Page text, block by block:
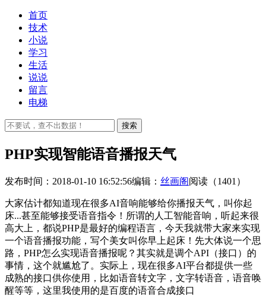
首页
技术
小说
学习
生活
说说
留言
电梯
搜索
PHP实现智能语音播报天气
发布时间：2018-01-10 16:52:56编辑： 丝画阁阅读（1401）
大家估计都知道现在很多AI音响能够给你播报天气，叫你起
床...甚至能够接受语音指令！所谓的人工智能音响，听起来很
高大上，都说PHP是最好的编程语言，今天我就带大家来实现
一个语音播报功能，写个美女叫你早上起床！先大体说一个思
路，PHP怎么实现语音播报呢？其实就是调个API（接口）的
事情，这个就尴尬了。实际上，现在很多AI平台都提供一些
成熟的接口供你使用，比如语音转文字，文字转语音，语音唤
醒等等，这里我使用的是百度的语音合成接口